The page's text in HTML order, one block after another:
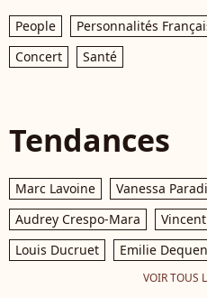
People Personnalités
Concert
Santé
Tendances
Marc Lavoine Vanessa
Audrey Crespo-Mara
Louis Ducruet
Emilie
VOIR TOUS